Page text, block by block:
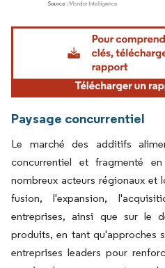
Image © Mordor Intelligence. La
Paysage concurrentiel
Le marché des additifs
concurrentiel et fragmenté
nombreux acteurs régionaux et
fusion, l'expansion,
entreprises, ainsi que sur le
produits, en tant qu'approches
entreprises leaders pour